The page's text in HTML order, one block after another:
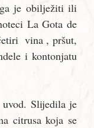
je obilježiti ili
La Gota de
vina , pršut,
i kontonjatu
Slijedila je
citrusa koja se